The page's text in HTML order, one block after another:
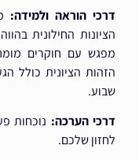
דרכי הוראה ולמידה:
הציונות החילונית
מפגש עם חוקרים
הזהות הציונית כולל
שבוע.
דרכי הערכה: נוכחות
לחזון שלכם.